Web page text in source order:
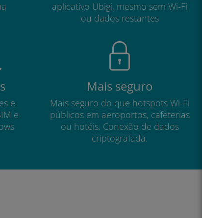
aplicativo Ubigi, mesmo sem Wi-Fi
ou dados restantes
e
e
Mais seguro
Mais seguro do que hotspots Wi-Fi
públicos em aeroportos, cafeterias
ou hotéis. Conexão de dados
criptografada.